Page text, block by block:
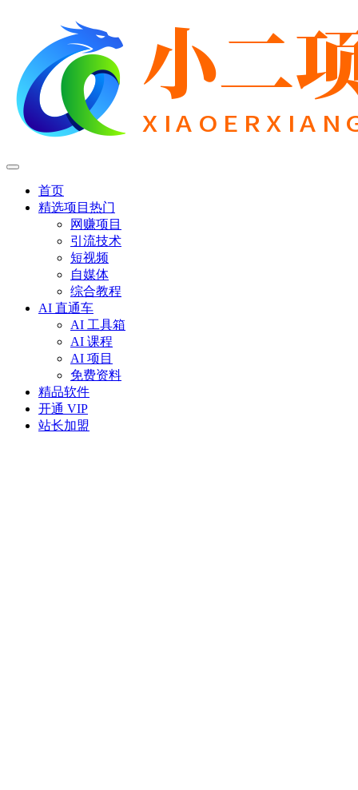
首页
精选项目 热门
网赚项目
引流技术
短视频
自媒体
综合教程
AI 直通车
AI 工具箱
AI 课程
AI 项目
免费资料
精品软件
开通 VIP
站长加盟